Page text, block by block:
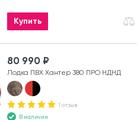
Купить
80 990 ₽
Лодка ПВХ Хантер 380 ПРО НДНД
1 отзыв
В наличии